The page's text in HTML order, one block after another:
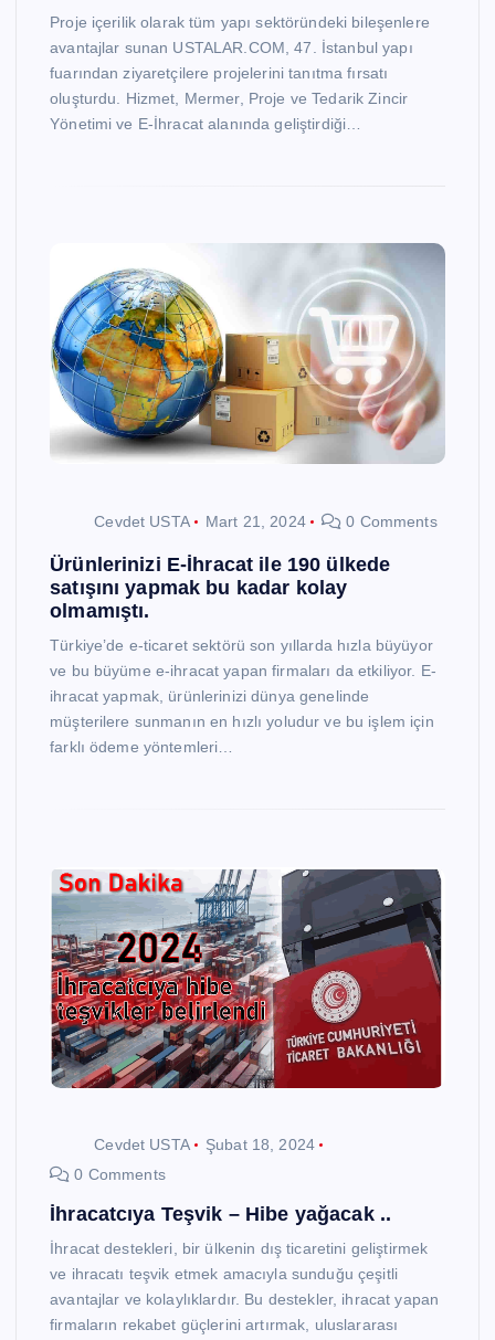
Proje içerilik olarak tüm yapı sektöründeki bileşenlere
avantajlar sunan USTALAR.COM, 47. İstanbul yapı
fuarından ziyaretçilere projelerini tanıtma fırsatı
oluşturdu. Hizmet, Mermer, Proje ve Tedarik Zincir
Yönetimi ve E-İhracat alanında geliştirdiği…
Cevdet USTA Mart 21, 2024 0 Comments
Ürünlerinizi E-İhracat ile 190 ülkede
satışını yapmak bu kadar kolay
olmamıştı.
Türkiye’de e-ticaret sektörü son yıllarda hızla büyüyor
ve bu büyüme e-ihracat yapan firmaları da etkiliyor. E-
ihracat yapmak, ürünlerinizi dünya genelinde
müşterilere sunmanın en hızlı yoludur ve bu işlem için
farklı ödeme yöntemleri…
Cevdet USTA
Şubat 18, 2024
0 Comments
İhracatcıya Teşvik – Hibe yağacak ..
İhracat destekleri, bir ülkenin dış ticaretini geliştirmek
ve ihracatı teşvik etmek amacıyla sunduğu çeşitli
avantajlar ve kolaylıklardır. Bu destekler, ihracat yapan
firmaların rekabet güçlerini artırmak, uluslararası